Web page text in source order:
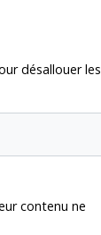
désallouer les
contenu ne